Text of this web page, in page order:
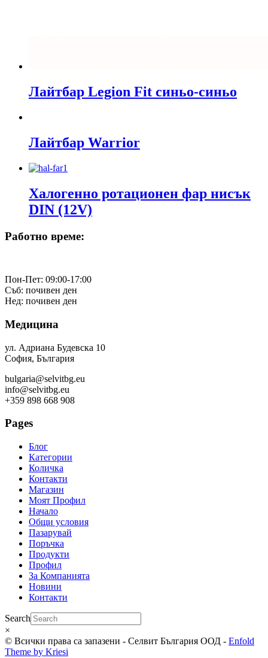
Лайтбар Legion Fit синьо-синьо
Лайтбар Warrior
Халогенно ротационен фар нисък
DIN (12V)
Работно време:
Пон-Пет: 09:00-17:00
Съб: почивен ден
Нед: почивен ден
Медицина
ул. Адриана Будевска 10
София, България
bulgaria@selvitbg.eu
info@selvitbg.eu
+359 898 668 908
Pages
Блог
Категории
Количка
Контакти
Магазин
Моят Профил
Начало
Общи условия
Пазарувай
Поръчка
Продукти
Профил
За Компанията
Новини
Контакти
Search
×
© Всички права са запазени - Селвит България ООД - Enfold
Theme by Kriesi